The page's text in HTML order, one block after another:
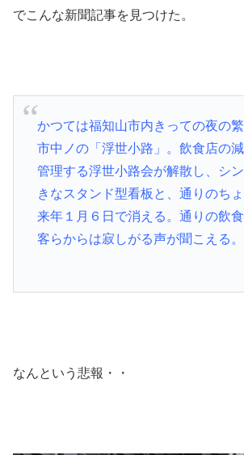
でこんな新聞記事を見つけた。
かつては福知山市内きっての夜の
市中ノの「浮世小路」。飲食店の
管理する浮世小路会が解散し、シ
きなスタンド型看板と、通りのち
来年１月６日で消える。通りの飲
客らからは寂しがる声が聞こえる。
なんという悲報・・